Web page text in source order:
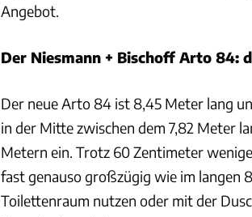
Angebot.
Der Niesmann + Bischoff Arto 84:
Der neue Arto 84 ist 8,45 Meter lang
in der Mitte zwischen dem 7,82 Meter
Metern ein. Trotz 60 Zentimeter
fast genauso großzügig wie im langen
Toilettenraum nutzen oder mit der